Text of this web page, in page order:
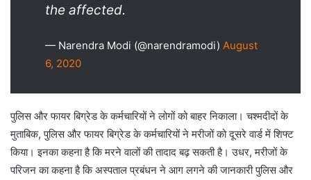
the affected.
— Narendra Modi (@narendramodi) August
6, 2020
पुलिस और फायर बिग्रेड के कर्मचारियों ने लोगों को बाहर निकाला। चश्मदीदों के
मुताबिक, पुलिस और फायर बिग्रेड के कर्मचारियों ने मरीजों को दूसरे वार्ड में शिफ्ट
किया। इनका कहना है कि मरने वालों की तादाद बढ़ सकती है। उधर, मरीजों के
परिजन का कहना है कि अस्पताल प्रबंधन ने आग लगने की जानकारी पुलिस और